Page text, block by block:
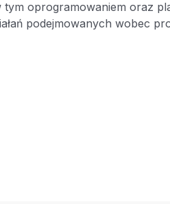
oprogramowaniem oraz
podejmowanych wobec